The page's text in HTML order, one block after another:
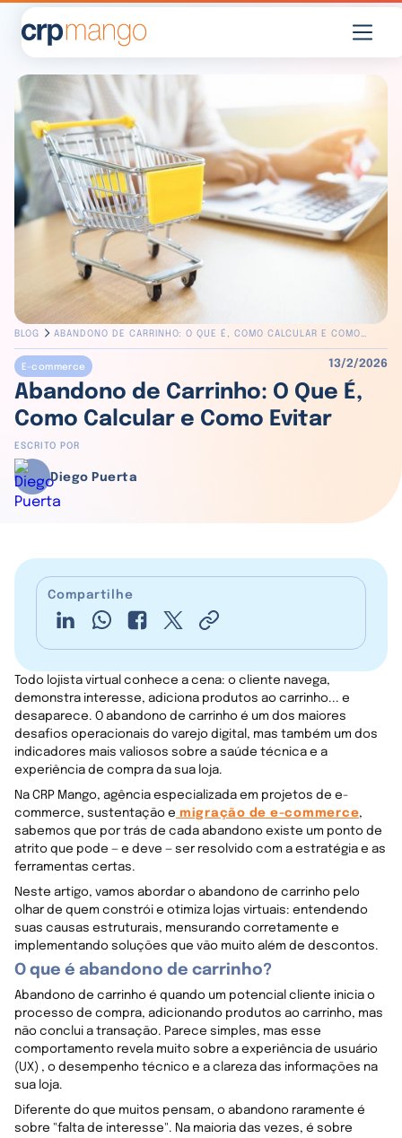
BLOG ABANDONO DE CARRINHO: O QUE É, COMO CALCULAR E COMO
E-commerce
13/2/2026
Abandono de Carrinho: O Que É,
Como Calcular e Como Evitar
ESCRITO POR
Diego Puerta
Compartilhe
Todo lojista virtual conhece a cena: o cliente navega,
demonstra interesse, adiciona produtos ao carrinho... e
desaparece. O abandono de carrinho é um dos maiores
desafios operacionais do varejo digital, mas também um dos
indicadores mais valiosos sobre a saúde técnica e a
experiência de compra da sua loja.
Na CRP Mango, agência especializada em projetos de e-
commerce, sustentação e migração de e-commerce,
sabemos que por trás de cada abandono existe um ponto de
atrito que pode — e deve — ser resolvido com a estratégia e as
ferramentas certas.
Neste artigo, vamos abordar o abandono de carrinho pelo
olhar de quem constrói e otimiza lojas virtuais: entendendo
suas causas estruturais, mensurando corretamente e
implementando soluções que vão muito além de descontos.
O que é abandono de carrinho?
Abandono de carrinho é quando um potencial cliente inicia o
processo de compra, adicionando produtos ao carrinho, mas
não conclui a transação. Parece simples, mas esse
comportamento revela muito sobre a experiência de usuário
(UX) , o desempenho técnico e a clareza das informações na
sua loja.
Diferente do que muitos pensam, o abandono raramente é
sobre "falta de interesse". Na maioria das vezes, é sobre